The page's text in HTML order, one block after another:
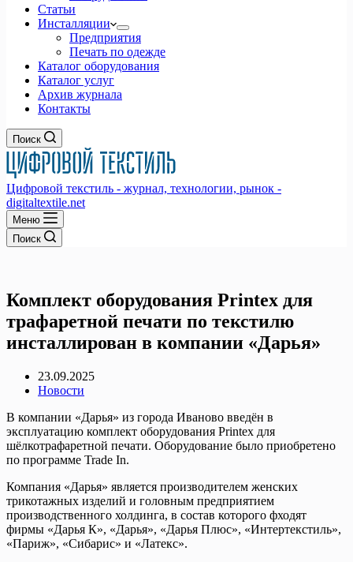
Статьи
Инсталляции
Предприятия
Печать по одежде
Каталог оборудования
Каталог услуг
Архив журнала
Контакты
Поиск
Цифровой текстиль - журнал, технологии, рынок -
digitaltextile.net
Меню
Поиск
Комплект оборудования Printex для
трафаретной печати по текстилю
инсталлирован в компании «Дарья»
23.09.2025
Новости
В компании «Дарья» из города Иваново введён в
эксплуатацию комплект оборудования Printex для
шёлкотрафаретной печати. Оборудование было приобретено
по программе Trade In.
Компания «Дарья» является производителем женских
трикотажных изделий и головным предприятием
производственного холдинга, в состав которого фходят
фирмы «Дарья К», «Дарья», «Дарья Плюс», «Интертекстиль»,
«Париж», «Сибарис» и «Латекс».